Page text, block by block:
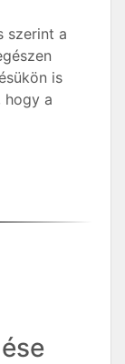
szerint a
is
hogy a